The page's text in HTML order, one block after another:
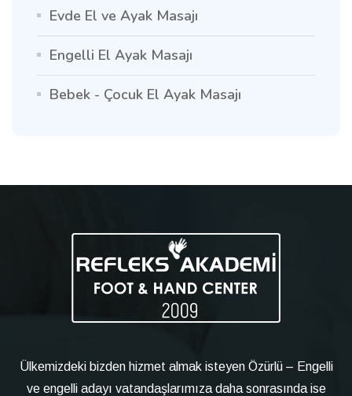
Evde El ve Ayak Masajı
Engelli El Ayak Masajı
Bebek - Çocuk El Ayak Masajı
Ülkemizdeki bizden hizmet almak isteyen Özürlü – Engelli
ve engelli adayı vatandaşlarımıza daha sonrasında ise